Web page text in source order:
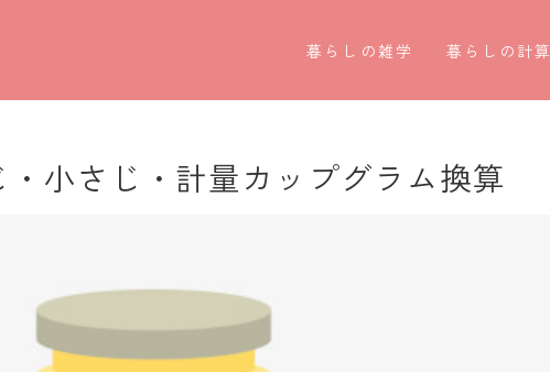
暮らしの雑学
暮らしの豆知識
暮らしの計算
割引計算
消費税計算
小さじ・計量カップグラム換算